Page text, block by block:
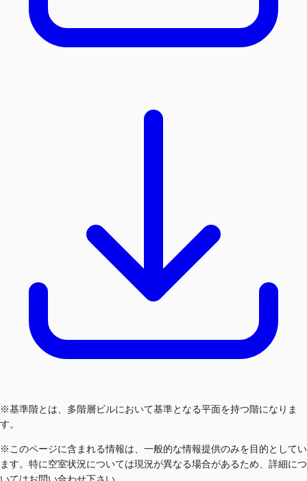
※基準階とは、多階層ビルにおいて基準となる平面を持つ階になりま
す。
※このページに含まれる情報は、一般的な情報提供のみを目的としてい
ます。特に空室状況については現況が異なる場合があるため、詳細につ